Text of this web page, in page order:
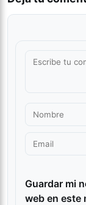
Guardar mi
web en este